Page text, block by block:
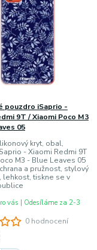
0 hodnocení
pouzdro iSaprio -
9T / Xiaomi Poco M3
05
kryt, obal,
- Xiaomi Redmi 9T
M3 - Blue Leaves 05
a pružnost, stylový
lehkost, tiskne se v
vás | Odesíláme za 2-3